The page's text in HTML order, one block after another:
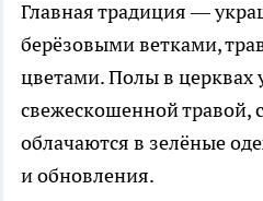
Главная традиция —
берёзовыми ветками,
цветами. Полы в церквах
свежескошенной травой,
облачаются в зелёные
и обновления.